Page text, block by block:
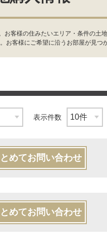
客様の住みたいエリア・条件の
客様にご希望に沿うお部屋が見
表示件数
めてお問い合わせ
めてお問い合わせ